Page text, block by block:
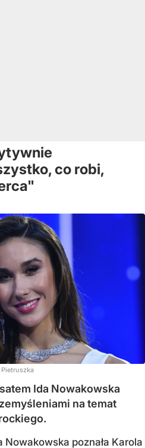
co robi,
Pietruszka
Ida Nowakowska
na temat
poznała Karola